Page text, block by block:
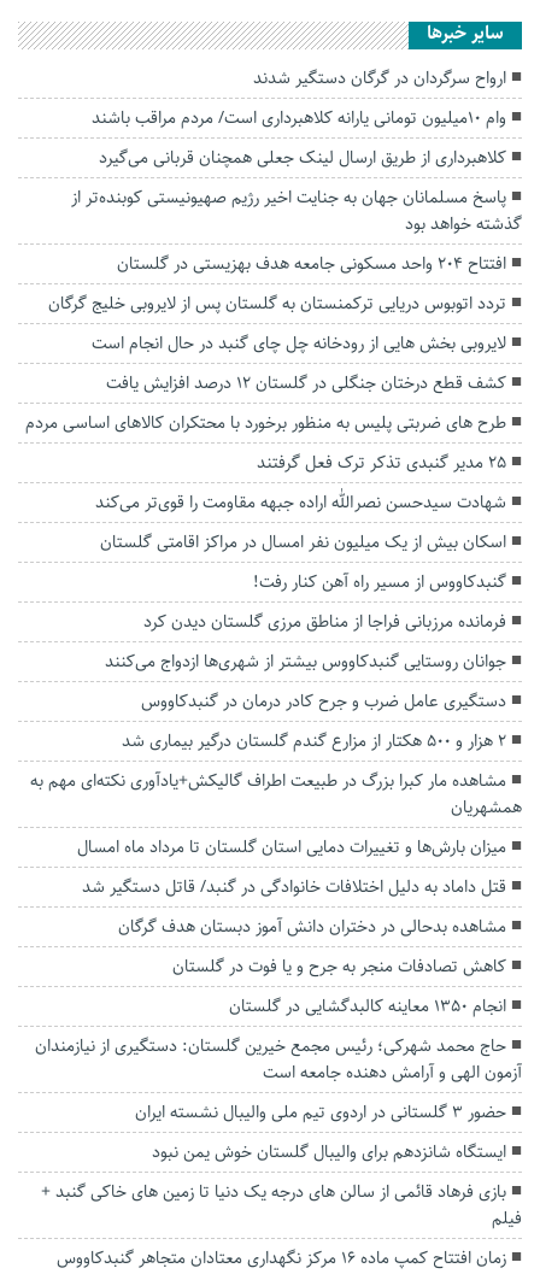
سایر خبرها
ارواح سرگردان در گرگان دستگیر شدند
وام ۱۰میلیون‌ تومانی یارانه کلاهبرداری است/ مردم مراقب باشند
کلاهبرداری از طریق ارسال لینک جعلی همچنان قربانی می‌گیرد
پاسخ مسلمانان جهان به جنایت اخیر رژیم صهیونیستی کوبنده‌تر از
گذشته خواهد بود
افتتاح ۲۰۴ واحد مسکونی جامعه هدف بهزیستی در گلستان
تردد اتوبوس دریایی ترکمنستان به گلستان پس از لایروبی خلیج گرگان
لایروبی بخش هایی از رودخانه چل چای گنبد در حال انجام است
کشف قطع درختان جنگلی در گلستان ۱۲ درصد افزایش یافت
طرح های ضربتی پلیس به منظور برخورد با محتکران کالاهای اساسی مردم
۲۵ مدیر گنبدی تذکر ترک فعل گرفتند
شهادت سیدحسن نصرالله اراده جبهه مقاومت را قوی‌تر می‌کند
اسکان بیش از یک میلیون نفر امسال در مراکز اقامتی گلستان
گنبدکاووس از مسیر راه آهن کنار رفت!
فرمانده مرزبانی فراجا از مناطق مرزی گلستان دیدن کرد
جوانان روستایی گنبدکاووس بیشتر از شهری‌ها ازدواج می‌کنند
دستگیری عامل ضرب و جرح کادر درمان در گنبدکاووس
۲ هزار و ۵۰۰ هکتار از مزارع گندم گلستان درگیر بیماری شد
مشاهده مار کبرا بزرگ در طبیعت اطراف گالیکش+یادآوری نکته‌ای مهم به
همشهریان
میزان بارش‌ها و تغییرات دمایی استان گلستان تا مرداد ماه امسال
قتل داماد به دلیل اختلافات خانوادگی در گنبد/ قاتل دستگیر شد
مشاهده بدحالی در دختران دانش آموز دبستان هدف گرگان
کاهش تصادفات منجر به جرح و یا فوت در گلستان
انجام ۱۳۵۰ معاینه کالبدگشایی در گلستان
حاج محمد شهرکی؛ رئیس مجمع خیرین گلستان: دستگیری از نیازمندان
آزمون الهی و آرامش دهنده جامعه است
حضور ۳ گلستانی در اردوی تیم ملی والیبال نشسته ایران
ایستگاه شانزدهم برای والیبال گلستان خوش یمن نبود
بازی فرهاد قائمی از سالن های درجه یک دنیا تا زمین های خاکی گنبد +
فیلم
زمان افتتاح کمپ ماده 16 مرکز نگهداری معتادان متجاهر گنبدکاووس